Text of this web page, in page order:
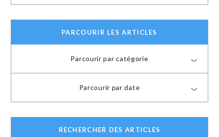
PARCOURIR LES ARTICLES
Parcourir par catégorie
Parcourir par date
RECHERCHER DES ARTICLES